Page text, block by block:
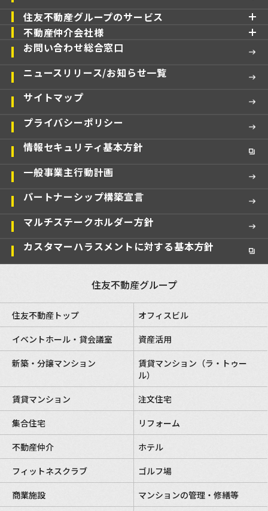
住友不動産グループのサービス
不動産仲介会社様
お問い合わせ総合窓口
ニュースリリース/お知らせ一覧
サイトマップ
プライバシーポリシー
情報セキュリティ基本方針
一般事業主行動計画
パートナーシップ構築宣言
マルチステークホルダー方針
カスタマーハラスメントに対する基本方針
住友不動産グループ
住友不動産トップ
オフィスビル
イベントホール・貸会議室
資産活用
新築・分譲マンション
賃貸マンション（ラ・トゥー
ル）
賃貸マンション
注文住宅
集合住宅
リフォーム
不動産仲介
ホテル
フィットネスクラブ
ゴルフ場
商業施設
マンションの管理・修繕等